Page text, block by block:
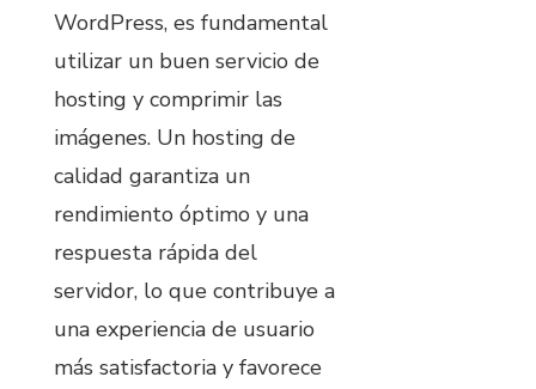
WordPress, es fundamental
utilizar un buen servicio de
hosting y comprimir las
imágenes. Un hosting de
calidad garantiza un
rendimiento óptimo y una
respuesta rápida del
servidor, lo que contribuye a
una experiencia de usuario
más satisfactoria y favorece